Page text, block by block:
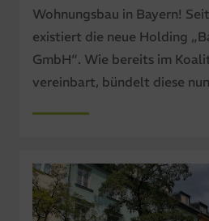
Wohnungsbau in Bayern!
existiert die neue Holding
GmbH“. Wie bereits im
vereinbart, bündelt diese